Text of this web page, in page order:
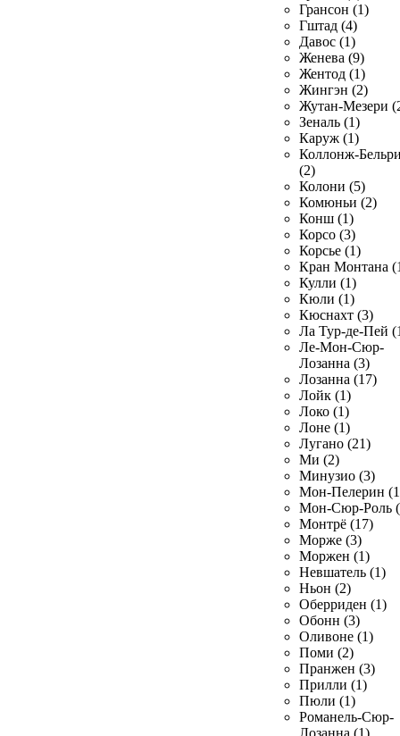
Грансон (1)
Гштад (4)
Давос (1)
Женева (9)
Жентод (1)
Жингэн (2)
Жутан-Мезери
Зеналь (1)
Каруж (1)
Коллонж-
(2)
Колони (5)
Комюньи (2)
Конш (1)
Корсо (3)
Корсье (1)
Кран Монтана
Кулли (1)
Кюли (1)
Кюснахт (3)
Ла Тур-де-Пей
Ле-Мон-Сюр-
Лозанна (3)
Лозанна (17)
Лойк (1)
Локо (1)
Лоне (1)
Лугано (21)
Ми (2)
Минузио (3)
Мон-Пелерин
Мон-Сюр-Роль
Монтрё (17)
Морже (3)
Моржен (1)
Невшатель (1)
Ньон (2)
Оберриден (1)
Обонн (3)
Оливоне (1)
Поми (2)
Пранжен (3)
Прилли (1)
Пюли (1)
Романель-Сюр-
Лозанна (1)